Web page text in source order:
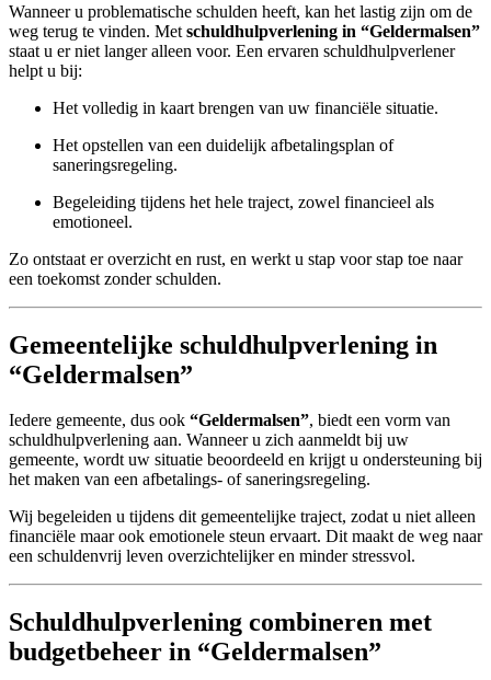
Wanneer u problematische schulden heeft, kan het lastig zijn om de
weg terug te vinden. Met schuldhulpverlening in “Geldermalsen”
staat u er niet langer alleen voor. Een ervaren schuldhulpverlener
helpt u bij:
Het volledig in kaart brengen van uw financiële situatie.
Het opstellen van een duidelijk afbetalingsplan of
saneringsregeling.
Begeleiding tijdens het hele traject, zowel financieel als
emotioneel.
Zo ontstaat er overzicht en rust, en werkt u stap voor stap toe naar
een toekomst zonder schulden.
Gemeentelijke schuldhulpverlening in
“Geldermalsen”
Iedere gemeente, dus ook “Geldermalsen”, biedt een vorm van
schuldhulpverlening aan. Wanneer u zich aanmeldt bij uw
gemeente, wordt uw situatie beoordeeld en krijgt u ondersteuning bij
het maken van een afbetalings- of saneringsregeling.
Wij begeleiden u tijdens dit gemeentelijke traject, zodat u niet alleen
financiële maar ook emotionele steun ervaart. Dit maakt de weg naar
een schuldenvrij leven overzichtelijker en minder stressvol.
Schuldhulpverlening combineren met
budgetbeheer in “Geldermalsen”